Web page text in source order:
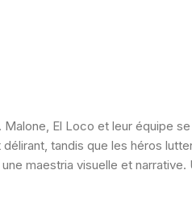
El Loco et leur équipe
tandis que les héros
maestria visuelle et